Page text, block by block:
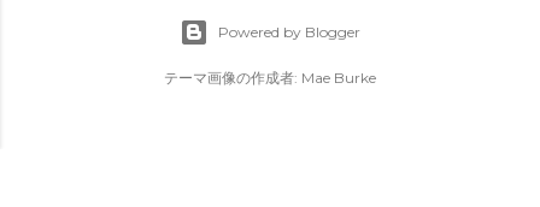
Powered by Blogger
テーマ画像の作成者: Mae Burke